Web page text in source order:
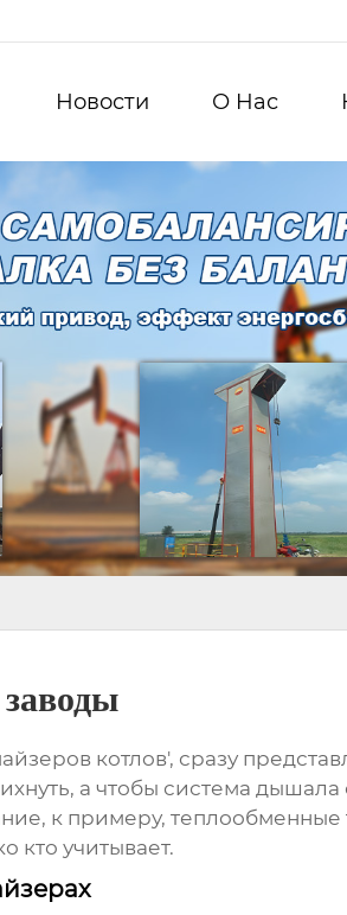
Новости О Hас
котлов', сразу
а чтобы система
к примеру, теплообменные
кто учитывает.